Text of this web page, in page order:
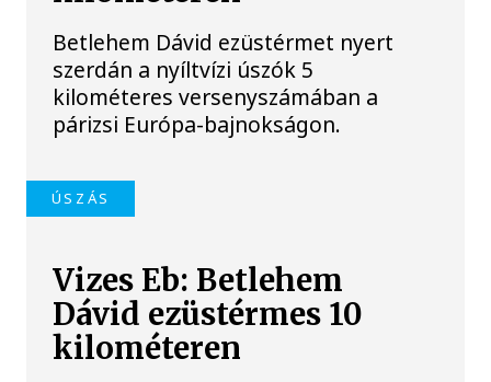
Betlehem Dávid ezüstérmet nyert
szerdán a nyíltvízi úszók 5
kilométeres versenyszámában a
párizsi Európa-bajnokságon.
ÚSZÁS
Vizes Eb: Betlehem
Dávid ezüstérmes 10
kilométeren